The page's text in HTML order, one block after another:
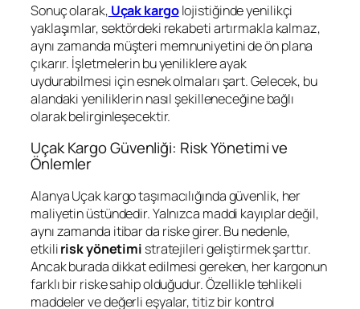
Sonuç olarak, Uçak kargolojistiğinde yenilikçi
yaklaşımlar, sektördeki rekabeti artırmakla kalmaz,
aynı zamanda müşteri memnuniyetini de ön plana
çıkarır. İşletmelerin bu yeniliklere ayak
uydurabilmesi için esnek olmaları şart. Gelecek, bu
alandaki yeniliklerin nasıl şekilleneceğine bağlı
olarak belirginleşecektir.
Uçak Kargo Güvenliği: Risk Yönetimi ve
Önlemler
Alanya Uçak kargo taşımacılığında güvenlik, her
maliyetin üstündedir. Yalnızca maddi kayıplar değil,
aynı zamanda itibar da riske girer. Bu nedenle,
etkilirisk yönetimi stratejileri geliştirmek şarttır.
Ancak burada dikkat edilmesi gereken, her kargonun
farklı bir riske sahip olduğudur. Özellikle tehlikeli
maddeler ve değerli eşyalar, titiz bir kontrol